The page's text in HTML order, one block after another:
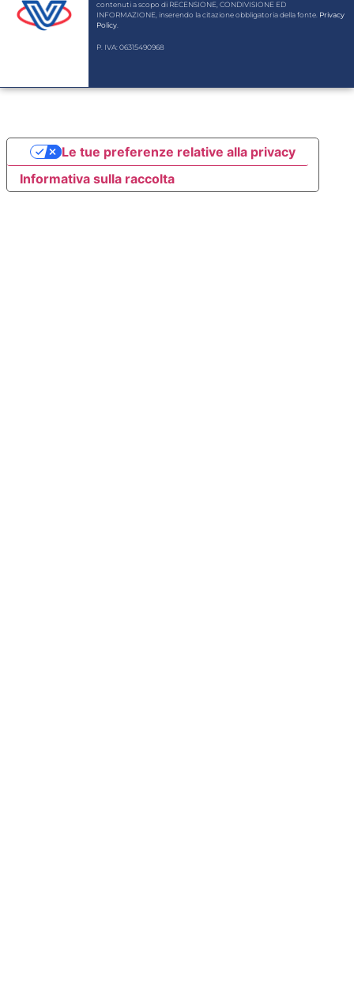
contenuti a scopo di RECENSIONE, CONDIVISIONE ED
INFORMAZIONE, inserendo la citazione obbligatoria della fonte. Privacy
Policy.
P. IVA: 06315490968
Informativa sulla raccolta
Le tue preferenze relative alla privacy